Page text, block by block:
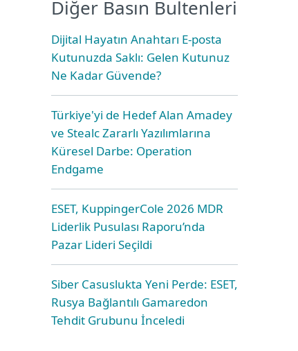
Diğer Basın Bultenleri
Dijital Hayatın Anahtarı E-posta
Kutunuzda Saklı: Gelen Kutunuz
Ne Kadar Güvende?
Türkiye'yi de Hedef Alan Amadey
ve Stealc Zararlı Yazılımlarına
Küresel Darbe: Operation
Endgame
ESET, KuppingerCole 2026 MDR
Liderlik Pusulası Raporu’nda
Pazar Lideri Seçildi
Siber Casuslukta Yeni Perde: ESET,
Rusya Bağlantılı Gamaredon
Tehdit Grubunu İnceledi